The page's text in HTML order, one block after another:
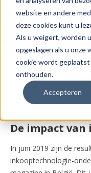
website en andere
deze cookies kunt u
Als u weigert, worden
opgeslagen als u onze
cookie wordt
onthouden.
Accepteren
effecten
De impact
In juni 2019 zijn de
inkooptechnologie-